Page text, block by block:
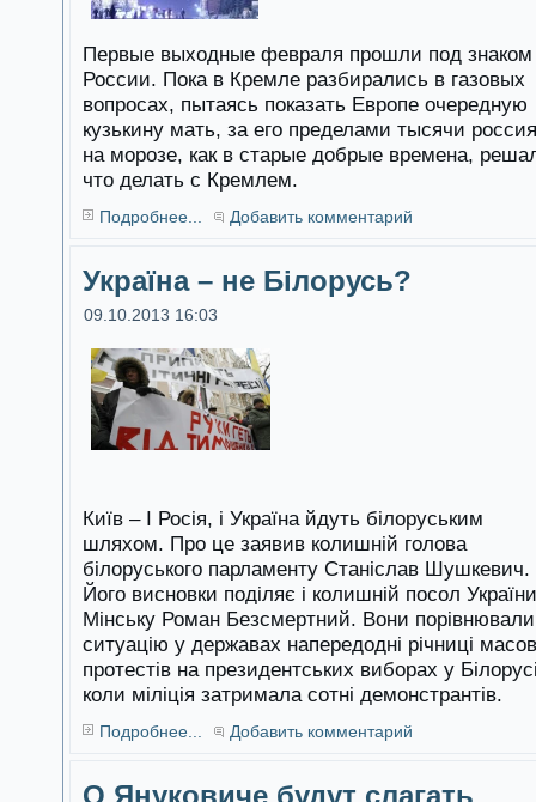
Первые выходные февраля прошли под знаком
России. Пока в Кремле разбирались в газовых
вопросах, пытаясь показать Европе очередную
кузькину мать, за его пределами тысячи
на морозе, как в старые добрые времена,
что делать с Кремлем.
Подробнее... Добавить комментарий
Україна – не Білорусь?
09.10.2013 16:03
Київ – І Росія, і Україна йдуть білоруським
шляхом. Про це заявив колишній голова
білоруського парламенту Станіслав Шушкевич.
Його висновки поділяє і колишній посол
Мінську Роман Безсмертний. Вони порівнювали
ситуацію у державах напередодні річниці
протестів на президентських виборах у
коли міліція затримала сотні демонстрантів.
Подробнее... Добавить комментарий
О Януковиче будут слагать